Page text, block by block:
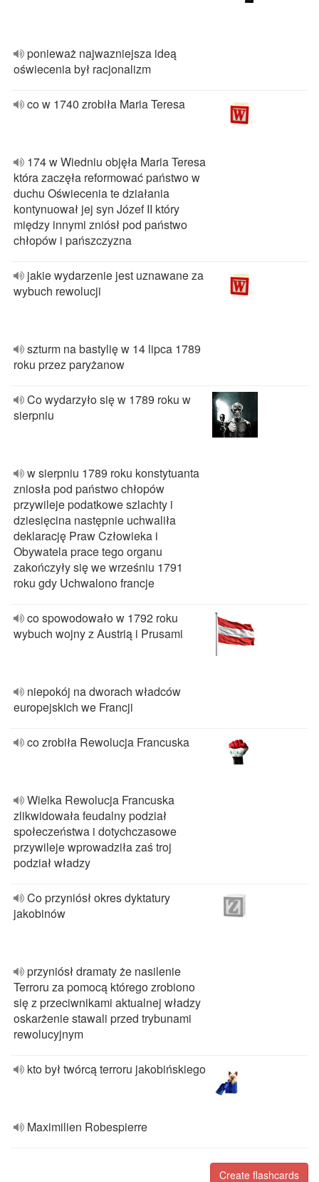
ponieważ najwazniejsza ideą
oświecenia był racjonalizm
co w 1740 zrobiła Maria Teresa
174 w Wiedniu objęła Maria Teresa
która zaczęła reformować państwo w
duchu Oświecenia te działania
kontynuował jej syn Józef II który
między innymi zniósł pod państwo
chłopów i pańszczyzna
jakie wydarzenie jest uznawane za
wybuch rewolucji
szturm na bastylię w 14 lipca 1789
roku przez paryżanow
Co wydarzyło się w 1789 roku w
sierpniu
w sierpniu 1789 roku konstytuanta
zniosła pod państwo chłopów
przywileje podatkowe szlachty i
dziesięcina następnie uchwaliła
deklarację Praw Człowieka i
Obywatela prace tego organu
zakończyły się we wrześniu 1791
roku gdy Uchwalono francje
co spowodowało w 1792 roku
wybuch wojny z Austrią i Prusami
niepokój na dworach władców
europejskich we Francji
co zrobiła Rewolucja Francuska
Wielka Rewolucja Francuska
zlikwidowała feudalny podział
społeczeństwa i dotychczasowe
przywileje wprowadziła zaś troj
podział władzy
Co przyniósł okres dyktatury
jakobinów
przyniósł dramaty że nasilenie
Terroru za pomocą którego zrobiono
się z przeciwnikami aktualnej władzy
oskarżenie stawali przed trybunami
rewolucyjnym
kto był twórcą terroru jakobińskiego
Maximilien Robespierre
Create flashcards